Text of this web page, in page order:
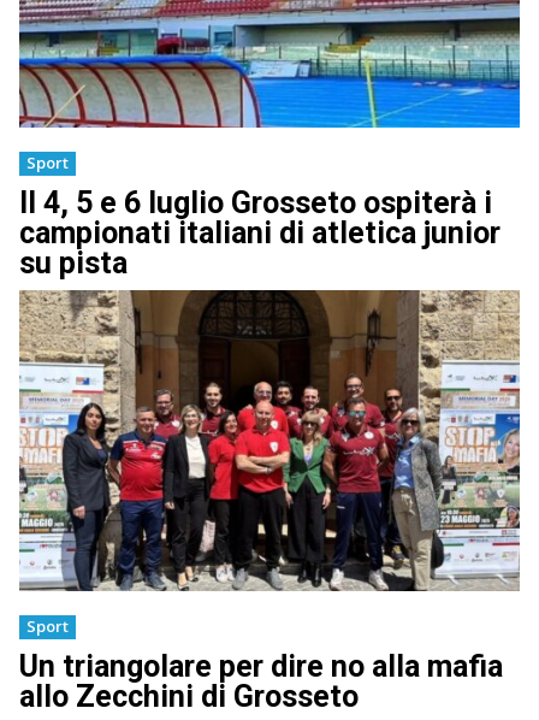
Sport
Il 4, 5 e 6 luglio Grosseto ospiterà i
campionati italiani di atletica junior
su pista
Sport
Un triangolare per dire no alla mafia
allo Zecchini di Grosseto